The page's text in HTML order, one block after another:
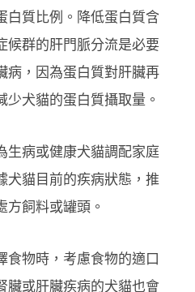
白質比例。降低蛋白質含
候群的肝門脈分流是必要
病，因為蛋白質對肝臟再
犬貓的蛋白質攝取量。
生病或健康犬貓調配家庭
犬貓目前的疾病狀態，推
方飼料或罐頭。
食物時，考慮食物的適口
臟或肝臟疾病的犬貓也會